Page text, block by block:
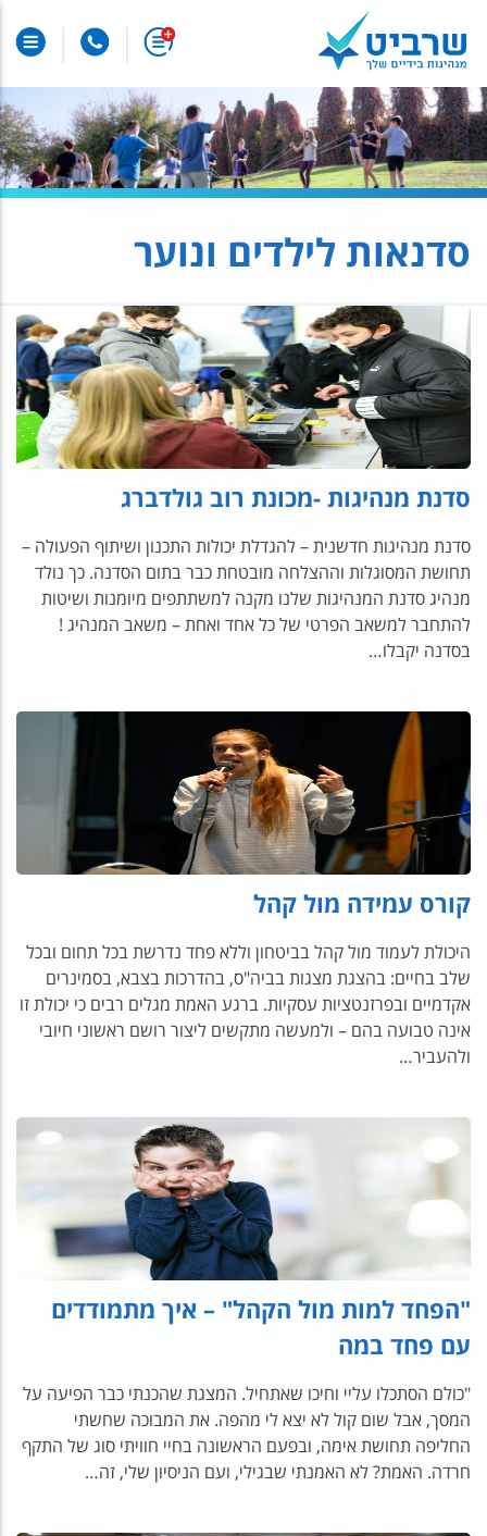
סדנאות לילדים ונוער
סדנת מנהיגות -מכונת רוב גולדברג
סדנת מנהיגות חדשנית – להגדלת יכולות התכנון ושיתוף הפעולה –
תחושת המסוגלות וההצלחה מובטחת כבר בתום הסדנה. כך נולד
מנהיג סדנת המנהיגות שלנו מקנה למשתתפים מיומנות ושיטות
להתחבר למשאב הפרטי של כל אחד ואחת – משאב המנהיג !
בסדנה יקבלו…
קורס עמידה מול קהל
היכולת לעמוד מול קהל בביטחון וללא פחד נדרשת בכל תחום ובכל
שלב בחיים: בהצגת מצגות בביה"ס, בהדרכות בצבא, בסמינרים
אקדמיים ובפרזנטציות עסקיות. ברגע האמת מגלים רבים כי יכולת זו
אינה טבועה בהם – ולמעשה מתקשים ליצור רושם ראשוני חיובי
ולהעביר…
"הפחד למות מול הקהל" – איך מתמודדים
עם פחד במה
"כולם הסתכלו עליי וחיכו שאתחיל. המצגת שהכנתי כבר הפיעה על
המסך, אבל שום קול לא יצא לי מהפה. את המבוכה שחשתי
החליפה תחושת אימה, ובפעם הראשונה בחיי חוויתי סוג של התקף
חרדה. האמת? לא האמנתי שבגילי, ועם הניסיון שלי, זה…